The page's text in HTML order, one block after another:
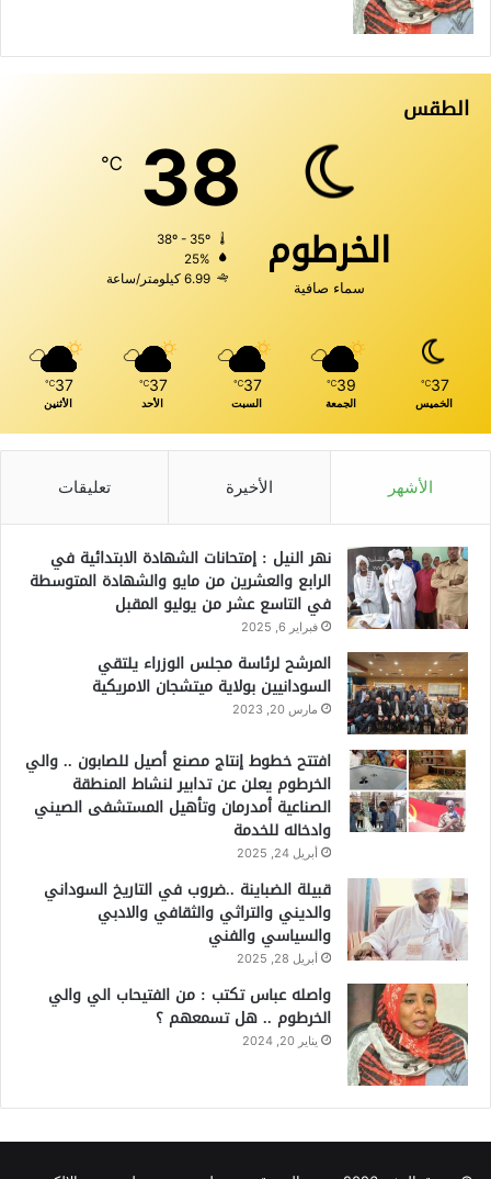
الطقس
الخرطوم
سماء صافية
38
℃
25%
6.99 كيلومتر/ساعة
37
℃
الخميس
39
℃
الجمعة
37
℃
السبت
37
℃
الأحد
37
℃
الأثنين
الأشهر الأخيرة تعليقات
نهر النيل : إمتحانات الشهادة الابتدائية في
الرابع والعشرين من مايو والشهادة المتوسطة
في التاسع عشر من يوليو المقبل
فبراير 6, 2025
المرشح لرئاسة مجلس الوزراء يلتقي
السودانيين بولاية ميتشجان الامريكية
مارس 20, 2023
افتتح خطوط إنتاج مصنع أصيل للصابون .. والي
الخرطوم يعلن عن تدابير لنشاط المنطقة
الصناعية أمدرمان وتأهيل المستشفى الصيني
وادخاله للخدمة
أبريل 24, 2025
قبيلة الضباينة ..ضروب في التاريخ السوداني
والديني والتراثي والثقافي والادبي
والسياسي والفني
أبريل 28, 2025
واصله عباس تكتب : من الفتيحاب الي والي
الخرطوم .. هل تسمعهم ؟
يناير 20, 2024